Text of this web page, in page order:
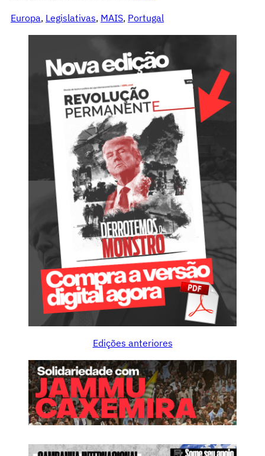
Europa, Legislativas, MAIS, Portugal
Edições anteriores